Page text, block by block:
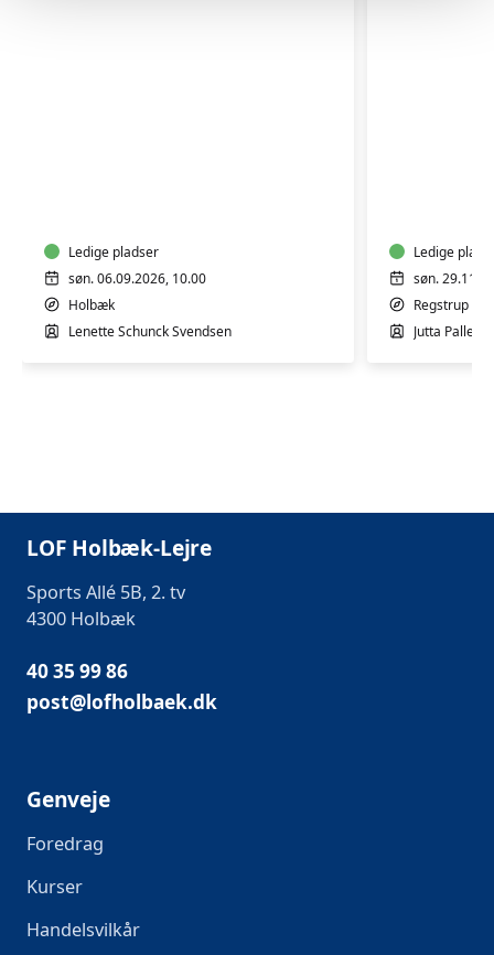
Ledige pladser
søn. 06.09.2026, 10.00
Holbæk
Lenette Schunck Svendsen
Ledige
søn.
Regstrup
Jutta
LOF Holbæk-Lejre
Sports Allé 5B, 2. tv
4300 Holbæk
40 35 99 86
post@lofholbaek.dk
Genveje
Foredrag
Kurser
Handelsvilkår